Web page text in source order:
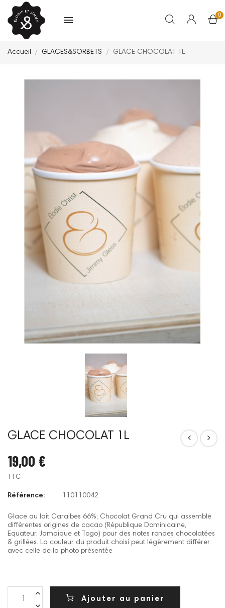
0
Accueil GLACES&SORBETS GLACE CHOCOLAT 1L
GLACE CHOCOLAT 1L
19,00 €
TTC
Référence: 110110042
Glace au lait Caraibes 66%; Chocolat Grand Cru qui assemble
différentes origines de cacao (République Dominicaine,
Equateur, Jamaique et Togo) pour des notes rondes chocolatées
& grillées. La couleur du produit choisi peut légèrement différer
avec celle de la photo présentée
Ajouter au panier